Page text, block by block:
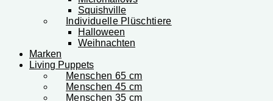
Squishville
Individuelle Plüschtiere
Halloween
Weihnachten
Marken
Living Puppets
Menschen 65 cm
Menschen 45 cm
Menschen 35 cm